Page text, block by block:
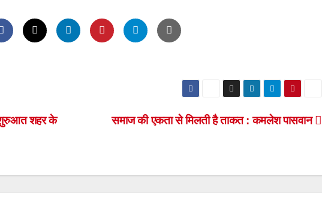
समाज की एकता से मिलती है ताकत : कमलेश पासवान
शुरुआत शहर के